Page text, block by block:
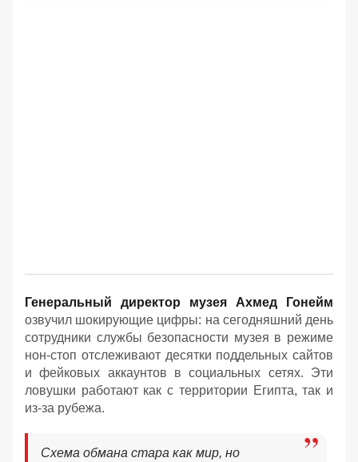
Генеральный директор музея Ахмед Гонейм
озвучил шокирующие цифры: на сегодняшний день
сотрудники службы безопасности музея в режиме
нон-стоп отслеживают десятки поддельных сайтов
и фейковых аккаунтов в социальных сетях. Эти
ловушки работают как с территории Египта, так и
из-за рубежа.
Схема обмана стара как мир, но